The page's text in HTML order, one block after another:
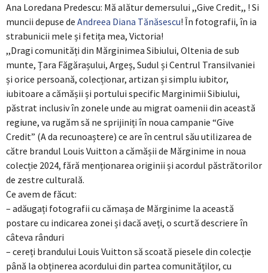
Ana Loredana Predescu: Mă alătur demersului ,,Give Credit,, ! Si
muncii depuse de Andreea Diana Tănăsescu! În fotografii, în ia
strabunicii mele și fetița mea, Victoria!
,,Dragi comunități din Mărginimea Sibiului, Oltenia de sub
munte, Țara Făgărașului, Argeș, Sudul și Centrul Transilvaniei
și orice persoană, colecționar, artizan și simplu iubitor,
iubitoare a cămășii și portului specific Marginimii Sibiului,
păstrat inclusiv în zonele unde au migrat oamenii din această
regiune, va rugăm să ne sprijiniți în noua campanie “Give
Credit” (A da recunoaștere) ce are în centrul său utilizarea de
către brandul Louis Vuitton a cămășii de Mărginime in noua
colecție 2024, fără menționarea originii și acordul păstrătorilor
de zestre culturală.
Ce avem de făcut:
– adăugați fotografii cu cămașa de Mărginime la această
postare cu indicarea zonei și dacă aveți, o scurtă descriere în
câteva rânduri
– cereți brandului Louis Vuitton să scoată piesele din colecție
până la obținerea acordului din partea comunităților, cu